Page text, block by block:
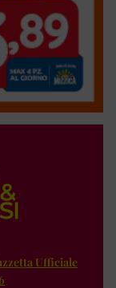
Ufficiale